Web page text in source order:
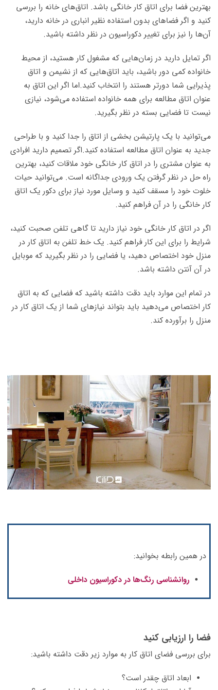
بهترین فضا برای اتاق کار خانگی باشد. اتاق‌های خانه را بررسی
کنید و اگر فضاهای بدون استفاده نظیر انباری در خانه دارید،
آن‌ها را نیز برای تغییر دکوراسیون در نظر داشته باشید.
اگر تمایل دارید در زمان‌هایی که مشغول کار هستید، از محیط
خانواده کمی دور باشید، باید اتاق‌هایی که از نشیمن و اتاق
پذیرایی شما دورتر هستند را انتخاب کنید.اما اگر این اتاق به
عنوان اتاق مطالعه برای همه خانواده استفاده می‌شود، نیازی
نیست تا فضایی بسته در نظر بگیرید.
می‌توانید با یک پارتیشن بخشی از اتاق را جدا کنید و با طراحی
جدید به عنوان اتاق مطالعه استفاده کنید.اگر تصمیم دارید افرادی
به عنوان مشتری را در اتاق کار خانگی خود ملاقات کنید، بهترین
راه حل در نظر گرفتن یک ورودی جداگانه است. می‌توانید حیات
خلوت خود را مسقف کنید و وسایل مورد نیاز برای دکور یک اتاق
کار خانگی را در آن فراهم کنید.
اگر در اتاق کار خانگی خود نیاز دارید تا گاهی تلفن صحبت کنید،
شرایط را برای این کار فراهم کنید. یک خط تلفن به اتاق کار در
منزل خود اختصاص دهید، یا فضایی را در نظر بگیرید که موبایل
در آن آنتن داشته باشد.
در تمام این موارد باید دقت داشته باشید که فضایی که به اتاق
کار اختصاص می‌دهید باید بتواند نیازهای شما از یک اتاق کار در
منزل را برآورده کند.
در همین رابطه بخوانید:
روانشناسی رنگ‌ها در دکوراسیون داخلی
فضا را ارزیابی کنید
برای بررسی فضای اتاق کار به موارد زیر دقت داشته باشید:
ابعاد اتاق چقدر است؟